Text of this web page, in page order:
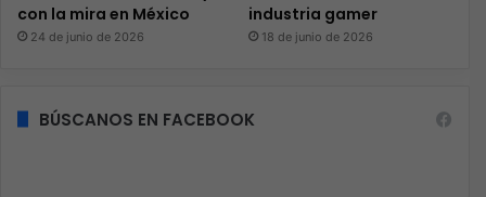
con la mira en México
24 de junio de 2026
industria gamer
18 de junio de 2026
BÚSCANOS EN FACEBOOK